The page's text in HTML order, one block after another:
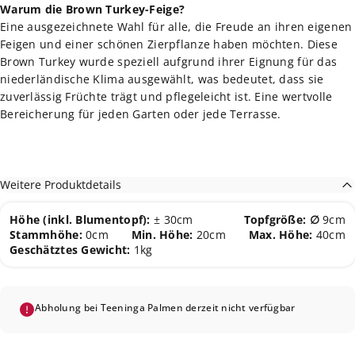
Warum die Brown Turkey-Feige?
Eine ausgezeichnete Wahl für alle, die Freude an ihren eigenen
Feigen und einer schönen Zierpflanze haben möchten. Diese
Brown Turkey wurde speziell aufgrund ihrer Eignung für das
niederländische Klima ausgewählt, was bedeutet, dass sie
zuverlässig Früchte trägt und pflegeleicht ist. Eine wertvolle
Bereicherung für jeden Garten oder jede Terrasse.
Weitere Produktdetails
Höhe (inkl. Blumentopf): ± 30cm Topfgröße: ∅9cm
Stammhöhe:0cm Min. Höhe: 20cm Max. Höhe: 40cm
Geschätztes Gewicht: 1kg
Abholung bei Teeninga Palmen derzeit nicht verfügbar